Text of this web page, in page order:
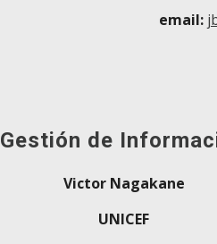
email:
Gestión de
Victor Nagakane
UNICEF